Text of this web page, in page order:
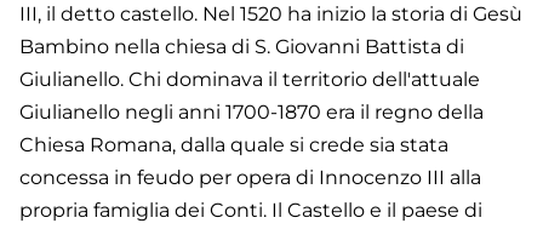
III, il detto castello. Nel 1520 ha inizio la storia di Gesù
Bambino nella chiesa di S. Giovanni Battista di
Giulianello. Chi dominava il territorio dell'attuale
Giulianello negli anni 1700-1870 era il regno della
Chiesa Romana, dalla quale si crede sia stata
concessa in feudo per opera di Innocenzo III alla
propria famiglia dei Conti. Il Castello e il paese di